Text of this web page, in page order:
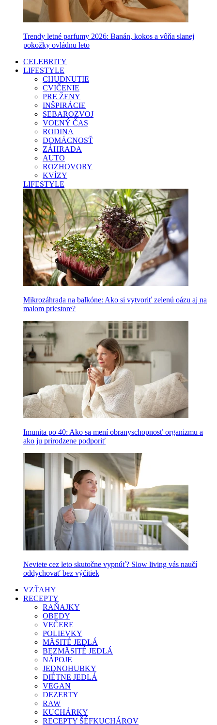
Trendy letné parfumy 2026: Banán, kokos a vôňa slanej
pokožky ovládnu leto
CELEBRITY
LIFESTYLE
CHUDNUTIE
CVIČENIE
PRE ŽENY
INŠPIRÁCIE
SEBAROZVOJ
VOĽNÝ ČAS
RODINA
DOMÁCNOSŤ
ZÁHRADA
AUTO
ROZHOVORY
KVÍZY
LIFESTYLE
Mikrozáhrada na balkóne: Ako si vytvoriť zelenú oázu aj na
malom priestore?
Imunita po 40: Ako sa mení obranyschopnosť organizmu a
ako ju prirodzene podporiť
Neviete cez leto skutočne vypnúť? Slow living vás naučí
oddychovať bez výčitiek
VZŤAHY
RECEPTY
RAŇAJKY
OBEDY
VEČERE
POLIEVKY
MÄSITÉ JEDLÁ
BEZMÄSITÉ JEDLÁ
NÁPOJE
JEDNOHUBKY
DIÉTNE JEDLÁ
VEGAN
DEZERTY
RAW
KUCHÁRKY
RECEPTY ŠÉFKUCHÁROV